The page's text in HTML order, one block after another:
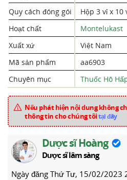
Quy cách đóng gói
Hộp 3 vỉ x 10
Hoạt chất
Montelukast
Xuất xứ
Việt Nam
Mã sản phẩm
aa6903
Chuyên mục
Thuốc Hô
Nếu phát hiện nội dung không
thông tin cho chúng tôitại đây
Dược sĩ Hoàng
Dược sĩ lâm sàng
Ngày đăng Thứ Tư, 15/02/2023